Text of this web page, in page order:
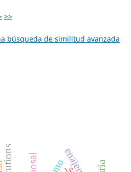
>>
búsqueda de similitud avanzada